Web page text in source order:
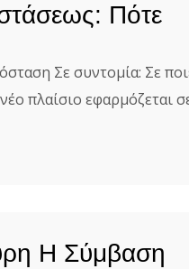
Πότε
Σε συντομία: Σε
πλαίσιο εφαρμόζεται
Η Σύμβαση